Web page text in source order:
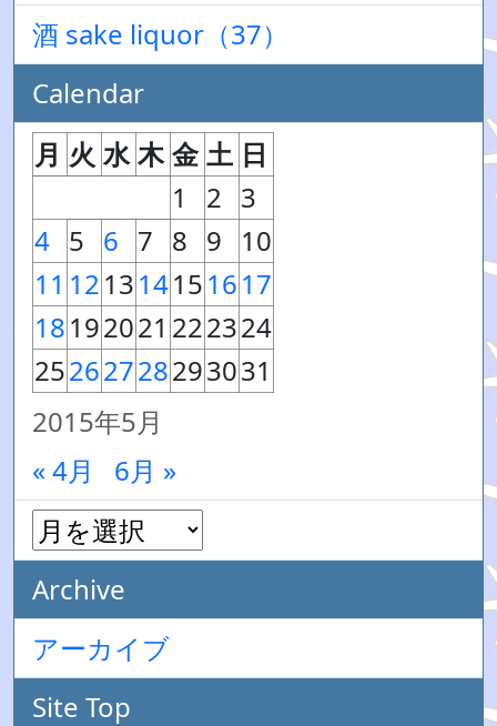
酒 sake liquor（37）
Calendar
2015年5月
月 火 水 木 金 土 日
1
2 3
4 5 6 7 8 9
10
11 121314151617
18192021 222324
25262728293031
« 4月 6月 »
Archive
アーカイブ
Site Top